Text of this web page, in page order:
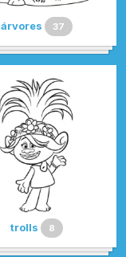
árvores 37
trolls 8